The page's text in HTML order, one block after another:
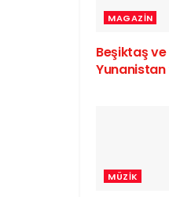
MAGAZIN
Beşiktaş
MÜZIK